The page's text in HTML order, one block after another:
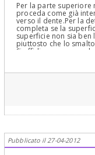
Per la parte superiore
proceda come già
verso il dente.Per la
completa se la
superficie non sia
piuttosto che lo
Si affidi comunque ad
eventualmente
più vicina e
Prof.Giuliano
Pubblicato il 27-04-2012